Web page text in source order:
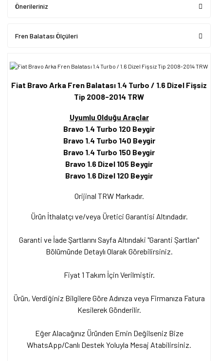
Önerileriniz
Fren Balatası Ölçüleri
Fiat Bravo Arka Fren Balatası 1.4 Turbo / 1.6 Dizel Fişsiz
Tip 2008-2014 TRW
Uyumlu Olduğu Araçlar
Bravo 1.4 Turbo 120 Beygir
Bravo 1.4 Turbo 140 Beygir
Bravo 1.4 Turbo 150 Beygir
Bravo 1.6 Dizel 105 Beygir
Bravo 1.6 Dizel 120 Beygir
Orijinal TRW Markadır.
Ürün İthalatçı ve/veya Üretici Garantisi Altındadır.
Garanti ve İade Şartlarını Sayfa Altındaki "Garanti Şartları"
Bölümünde Detaylı Olarak Görebilirsiniz.
Fiyat 1 Takım İçin Verilmiştir.
Ürün, Verdiğiniz Bilgilere Göre Adınıza veya Firmanıza Fatura
Kesilerek Gönderilir.
Eğer Alacağınız Üründen Emin Değilseniz Bize
WhatsApp/Canlı Destek Yoluyla Mesaj Atabilirsiniz.